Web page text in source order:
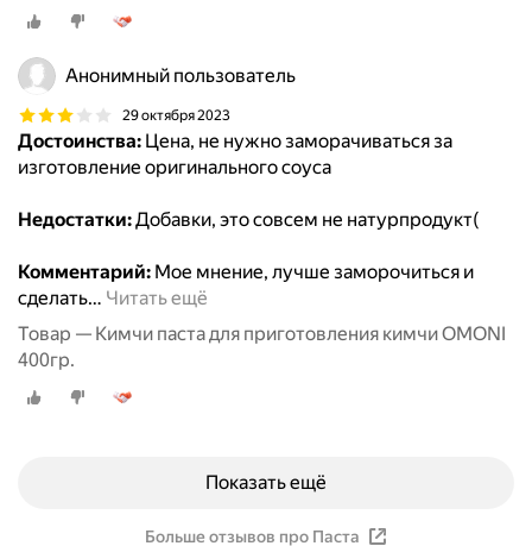
Анонимный пользователь
29 октября 2023
Достоинства: Цена, не нужно заморачиваться за
изготовление оригинального соуса
Недостатки:Добавки, это совсем не натурпродукт(
Комментарий: Мое мнение, лучше заморочиться и
сделать… Читать ещё
Товар — Кимчи паста для приготовления кимчи OMONI
400гр.
Показать ещё
Больше отзывов про Паста